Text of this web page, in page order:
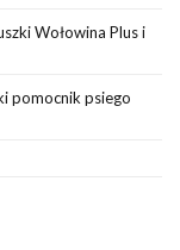
Wołowina Plus i
pomocnik psiego